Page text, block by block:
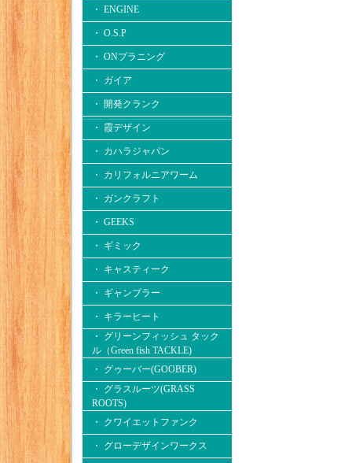
・ ENGINE
・ O.S.P
・ ONプラニング
・ ガイア
・ 開発クランク
・ 霞デザイン
・ カハラジャパン
・ カリフォルニアワーム
・ ガンクラフト
・ GEEKS
・ ギミック
・ キャスティーク
・ ギャンブラー
・ キラーヒート
・ グリーンフィッシュ タック
ル（Green fish TACKLE)
・ グゥーバー(GOOBER)
・ グラスルーツ(GRASS
ROOTS)
・ クワイエットファンク
・ グローデザインワークス